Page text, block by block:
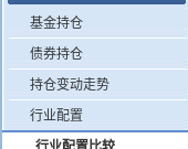
基金持仓
债券持仓
持仓变动走势
行业配置